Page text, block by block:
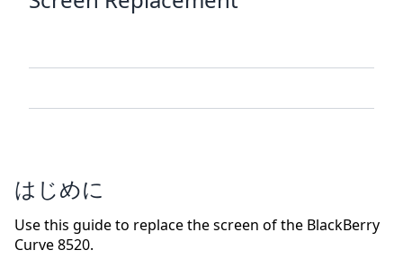
はじめに
Use this guide to replace the screen of the BlackBerry
Curve 8520.